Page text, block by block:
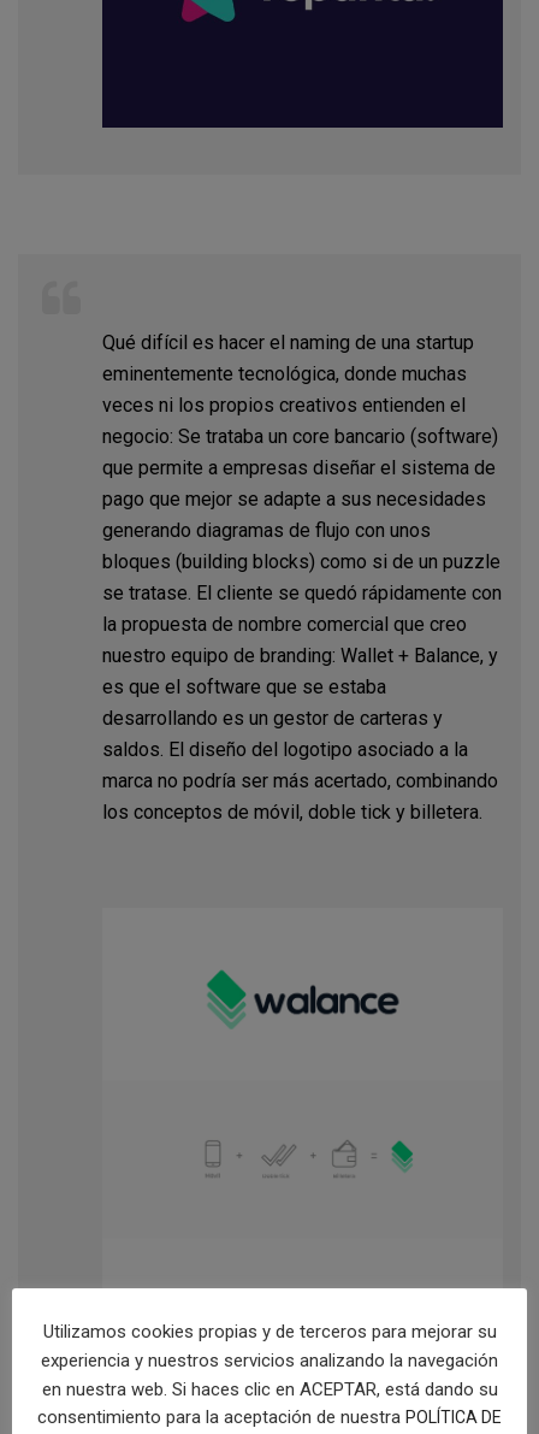
Qué difícil es hacer el naming de una startup
eminentemente tecnológica, donde muchas
veces ni los propios creativos entienden el
negocio: Se trataba un core bancario (software)
que permite a empresas diseñar el sistema de
pago que mejor se adapte a sus necesidades
generando diagramas de flujo con unos
bloques (building blocks) como si de un puzzle
se tratase. El cliente se quedó rápidamente con
la propuesta de nombre comercial que creo
nuestro equipo de branding: Wallet + Balance, y
es que el software que se estaba
desarrollando es un gestor de carteras y
saldos. El diseño del logotipo asociado a la
marca no podría ser más acertado, combinando
los conceptos de móvil, doble tick y billetera.
Utilizamos cookies propias y de terceros para mejorar su
experiencia y nuestros servicios analizando la navegación
en nuestra web. Si haces clic en ACEPTAR, está dando su
consentimiento para la aceptación de nuestra POLÍTICA DE